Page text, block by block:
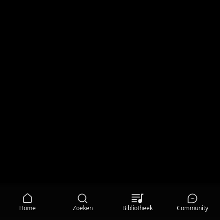
Home Zoeken Bibliotheek Community